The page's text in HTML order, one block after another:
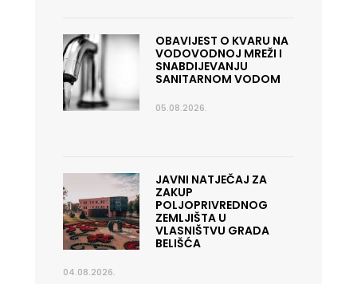
OBAVIJEST O KVARU NA
VODOVODNOJ MREŽI I
SNABDIJEVANJU
SANITARNOM VODOM
05.08.2026.
JAVNI NATJEČAJ ZA
ZAKUP
POLJOPRIVREDNOG
ZEMLJIŠTA U
VLASNIŠTVU GRADA
BELIŠĆA
04.08.2026.